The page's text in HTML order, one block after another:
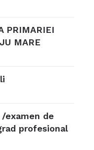
PRIMARIEI
MARE
examen de
profesional